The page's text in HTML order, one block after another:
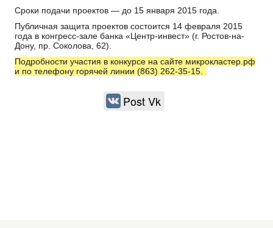
Сроки подачи проектов — до 15 января 2015 года.
Публичная защита проектов состоится 14 февраля 2015
года в конгресс-зале банка «Центр-инвест» (г. Ростов-на-
Дону, пр. Соколова, 62).
Подробности участия в конкурсе на сайте микрокластер.рф
и по телефону горячей линии (863) 262-35-15.
Post Vk